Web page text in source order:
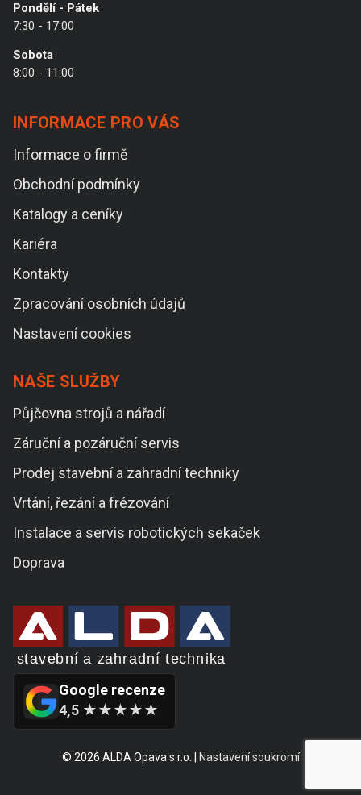
Pondělí - Pátek
7:30 - 17:00
Sobota
8:00 - 11:00
INFORMACE PRO VÁS
Informace o firmě
Obchodní podmínky
Katalogy a ceníky
Kariéra
Kontakty
Zpracování osobních údajů
Nastavení cookies
NAŠE SLUŽBY
Půjčovna strojů a nářadí
Záruční a pozáruční servis
Prodej stavební a zahradní techniky
Vrtání, řezání a frézování
Instalace a servis robotických sekaček
Doprava
Google recenze
4,5 ★★★★★
© 2026 ALDA Opava s.r.o. | Nastavení soukromí